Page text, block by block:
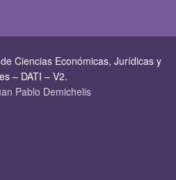
Ciencias Económicas, Jurí­dicas y
– DATI – V2.
Pablo Demichelis